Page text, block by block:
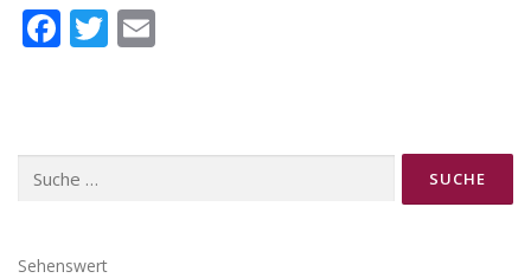
Facebook
Twitter
nach:
Sehenswert